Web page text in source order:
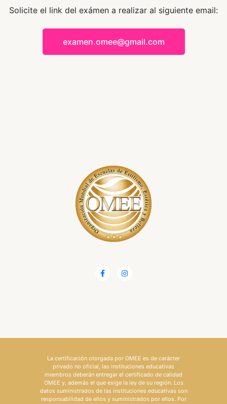
Solicite el link del exámen a realizar al siguiente email:
examen.omee@gmail.com
La certificación otorgada por OMEE es de carácter
privado no oficial, las instituciones educativas
miembros deberán entregar el certificado de calidad
OMEE y, además el que exige la ley de su región. Los
datos suministrados de las instituciones educativas son
responsabilidad de ellos y suministrados por ellos. Por